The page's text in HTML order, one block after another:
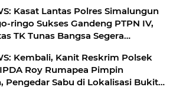
Kasat Lantas Polres Simalungun
ringo Sukses Gandeng PTPN IV,
TK Tunas Bangsa Segera
Kembali, Kanit Reskrim Polsek
Roy Rumapea Pimpin
Pengedar Sabu di Lokalisasi Bukit